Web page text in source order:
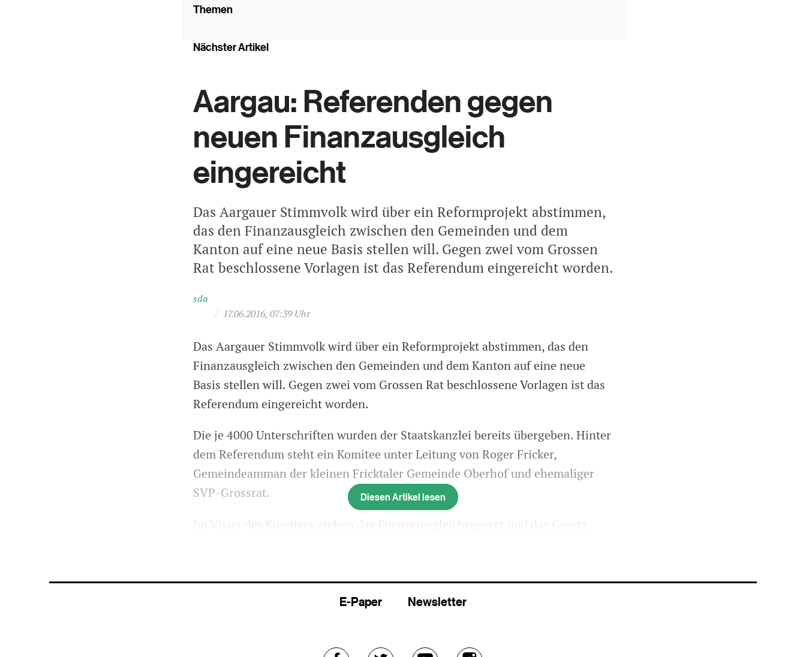
Themen
Nächster Artikel
Aargau: Referenden gegen
neuen Finanzausgleich
eingereicht
Das Aargauer Stimmvolk wird über ein Reformprojekt abstimmen,
das den Finanzausgleich zwischen den Gemeinden und dem
Kanton auf eine neue Basis stellen will. Gegen zwei vom Grossen
Rat beschlossene Vorlagen ist das Referendum eingereicht worden.
sda
/ 17.06.2016, 07:39 Uhr
Das Aargauer Stimmvolk wird über ein Reformprojekt abstimmen, das den
Finanzausgleich zwischen den Gemeinden und dem Kanton auf eine neue
Basis stellen will. Gegen zwei vom Grossen Rat beschlossene Vorlagen ist das
Referendum eingereicht worden.
Die je 4000 Unterschriften wurden der Staatskanzlei bereits übergeben. Hinter
dem Referendum steht ein Komitee unter Leitung von Roger Fricker,
Gemeindeamman der kleinen Fricktaler Gemeinde Oberhof und ehemaliger
SVP-Grossrat.
Widerstand der SVP gut. Die ziemlich komplizierten Vorlagen gelten als
belastet würden und daher schlechter fahren würden als derzeit.
Diesen Artikel lesen
E-Paper Newsletter